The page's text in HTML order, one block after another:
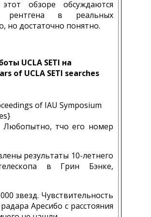
обзоре обсуждаются
рентгена в реальных
но достаточно понятно.
UCLA SETI на
of UCLA SETI searches
of IAU Symposium
тчо его номер
результаты 10-летнего
в Грин Бэнке,
звезд. Чувствительность
Аресибо с расстояния